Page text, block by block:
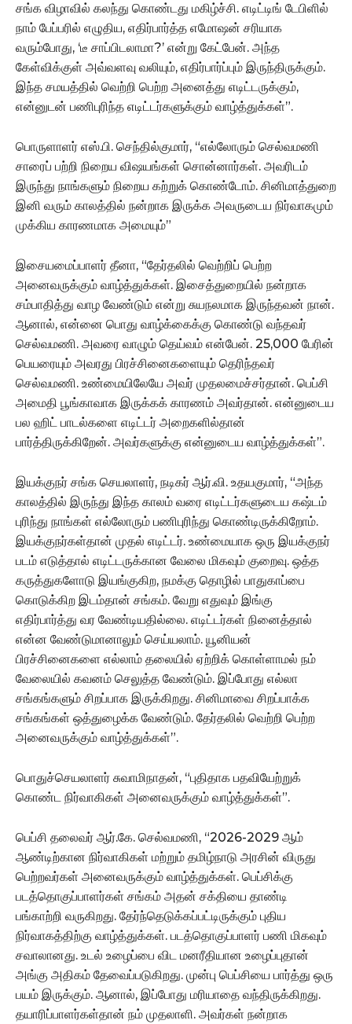
சங்க விழாவில் கலந்து கொண்டது மகிழ்ச்சி. எடிட்டிங் டேபிளில்
நாம் பேப்பரில் எழுதிய, எதிர்பார்த்த எமோஷன் சரியாக
வரும்போது, ‘டீ சாப்பிடலாமா?’ என்று கேட்பேன். அந்த
கேள்விக்குள் அவ்வளவு வலியும், எதிர்பார்ப்பும் இருந்திருக்கும்.
இந்த சமயத்தில் வெற்றி பெற்ற அனைத்து எடிட்டருக்கும்,
என்னுடன் பணிபுரிந்த எடிட்டர்களுக்கும் வாழ்த்துக்கள்”.
பொருளாளர் எஸ்.பி. செந்தில்குமார், “எல்லோரும் செல்வமணி
சாரைப் பற்றி நிறைய விஷயங்கள் சொன்னார்கள். அவரிடம்
இருந்து நாங்களும் நிறைய கற்றுக் கொண்டோம். சினிமாத்துறை
இனி வரும் காலத்தில் நன்றாக இருக்க அவருடைய நிர்வாகமும்
முக்கிய காரணமாக அமையும்”
இசையமைப்பாளர் தீனா, “தேர்தலில் வெற்றிப் பெற்ற
அனைவருக்கும் வாழ்த்துக்கள். இசைத்துறையில் நன்றாக
சம்பாதித்து வாழ வேண்டும் என்று சுயநலமாக இருந்தவன் நான்.
ஆனால், என்னை பொது வாழ்க்கைக்கு கொண்டு வந்தவர்
செல்வமணி. அவரை வாழும் தெய்வம் என்பேன். 25,000 பேரின்
பெயரையும் அவரது பிரச்சினைகளையும் தெரிந்தவர்
செல்வமணி. உண்மையிலேயே அவர் முதலமைச்சர்தான். பெப்சி
அமைதி பூங்காவாக இருக்கக் காரணம் அவர்தான். என்னுடைய
பல ஹிட் பாடல்களை எடிட்டர் அறைகளில்தான்
பார்த்திருக்கிறேன். அவர்களுக்கு என்னுடைய வாழ்த்துக்கள்”.
இயக்குநர் சங்க செயலாளர், நடிகர் ஆர்.வி. உதயகுமார், “அந்த
காலத்தில் இருந்து இந்த காலம் வரை எடிட்டர்களுடைய கஷ்டம்
புரிந்து நாங்கள் எல்லோரும் பணிபுரிந்து கொண்டிருக்கிறோம்.
இயக்குநர்கள்தான் முதல் எடிட்டர். உண்மையாக ஒரு இயக்குநர்
படம் எடுத்தால் எடிட்டருக்கான வேலை மிகவும் குறைவு. ஒத்த
கருத்துகளோடு இயங்குகிற, நமக்கு தொழில் பாதுகாப்பை
கொடுக்கிற இடம்தான் சங்கம். வேறு எதுவும் இங்கு
எதிர்பார்த்து வர வேண்டியதில்லை. எடிட்டர்கள் நினைத்தால்
என்ன வேண்டுமானாலும் செய்யலாம். யூனியன்
பிரச்சினைகளை எல்லாம் தலையில் ஏற்றிக் கொள்ளாமல் நம்
வேலையில் கவனம் செலுத்த வேண்டும். இப்போது எல்லா
சங்கங்களும் சிறப்பாக இருக்கிறது. சினிமாவை சிறப்பாக்க
சங்கங்கள் ஒத்துழைக்க வேண்டும். தேர்தலில் வெற்றி பெற்ற
அனைவருக்கும் வாழ்த்துக்கள்”.
பொதுச்செயலாளர் சுவாமிநாதன், “புதிதாக பதவியேற்றுக்
கொண்ட நிர்வாகிகள் அனைவருக்கும் வாழ்த்துக்கள்”.
பெப்சி தலைவர் ஆர்.கே. செல்வமணி, “2026-2029 ஆம்
ஆண்டிற்கான நிர்வாகிகள் மற்றும் தமிழ்நாடு அரசின் விருது
பெற்றவர்கள் அனைவருக்கும் வாழ்த்துக்கள். பெப்சிக்கு
படத்தொகுப்பாளர்கள் சங்கம் அதன் சக்தியை தாண்டி
பங்காற்றி வருகிறது. தேர்ந்தெடுக்கப்பட்டிருக்கும் புதிய
நிர்வாகத்திற்கு வாழ்த்துக்கள். படத்தொகுப்பாளர் பணி மிகவும்
சவாலானது. உடல் உழைப்பை விட மனரீதியான உழைப்புதான்
அங்கு அதிகம் தேவைப்படுகிறது. முன்பு பெப்சியை பார்த்து ஒரு
பயம் இருக்கும். ஆனால், இப்போது மரியாதை வந்திருக்கிறது.
தயாரிப்பாளர்கள்தான் நம் முதலாளி. அவர்கள் நன்றாக